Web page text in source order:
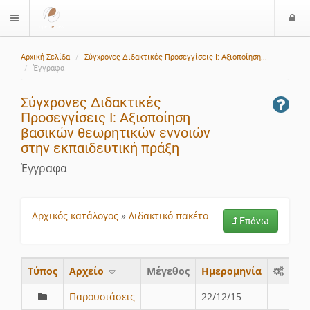
$langMenu
Αρχική Σελίδα
Σύγχρονες Διδακτικές Προσεγγίσεις Ι: Αξιοποίηση...
Έγγραφα
Σύγχρονες Διδακτικές
Προσεγγίσεις Ι: Αξιοποίηση
βασικών θεωρητικών εννοιών
στην εκπαιδευτική πράξη
Έγγραφα
Επάνω
Αρχικός κατάλογος » Διδακτικό πακέτο
Τύπος Aρχείο Μέγεθος
Ημερομηνία
Παρουσιάσεις
22/12/15